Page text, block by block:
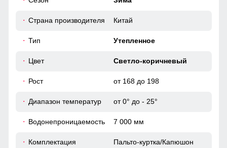
к телу. Внутренний карман удобно подходит для
Страна производителя Китай
Тип Утепленное
Цвет Светло-коричневый
Рост от 168 до 198
Диапазон температур от 0° до - 25°
Водонепроницаемость 7 000 мм
Комплектация Пальто-куртка/Капюшон